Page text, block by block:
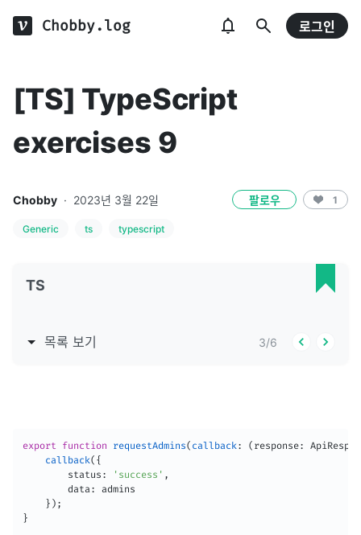
Chobby.log 로그인
[TS] TypeScript
exercises 9
Chobby · 2023년 3월 22일 팔로우 1
Generic ts typescript
TS
목록 보기 3/6
export function requestAdmins( callback: ( response:
callback( {
        status
: 'success' ,
        data
:
admins
} ) ;
}